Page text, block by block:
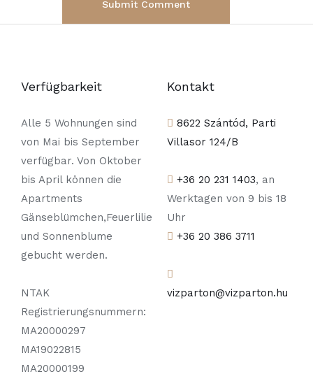
Verfügbarkeit
Alle 5 Wohnungen sind
von Mai bis September
verfügbar. Von Oktober
bis April können die
Apartments
Gänseblümchen,Feuerlilie
und Sonnenblume
gebucht werden.
NTAK
Registrierungsnummern:
MA20000297
MA19022815
MA20000199
Kontakt
8622 Szántód, Parti
Villasor 124/B
+36 20 231 1403, an
Werktagen von 9 bis 18
Uhr
+36 20 386 3711
vizparton@vizparton.hu